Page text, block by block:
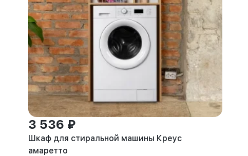
3 536 ₽
Шкаф для стиральной машины Креус
амаретто